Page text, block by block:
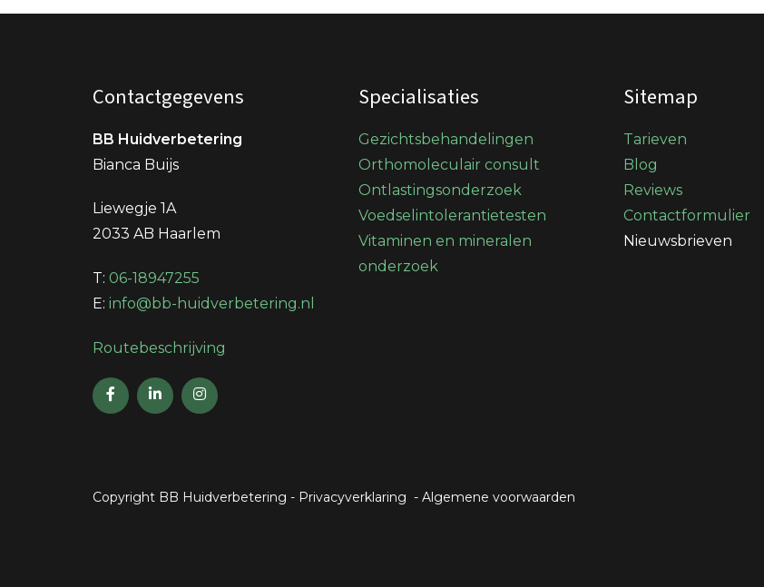
Contactgegevens
BB Huidverbetering
Bianca Buijs
Liewegje 1A
2033 AB Haarlem
T: 06-18947255
E: info@bb-huidverbetering.nl
Routebeschrijving
Specialisaties
Gezichtsbehandelingen
Orthomoleculair consult
Ontlastingsonderzoek
Voedselintolerantietesten
Vitaminen en mineralen
onderzoek
Sitemap
Tarieven
Blog
Reviews
Contactformulier
Nieuwsbrieven
Copyright BB Huidverbetering - Privacyverklaring - Algemene voorwaarden